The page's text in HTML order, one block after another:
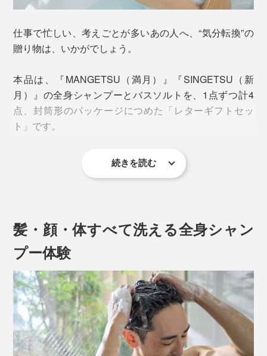
仕事で忙しい、考えごとが多いあの人へ、“気分転換”の
贈り物は、いかがでしょう。
本品は、『MANGETSU（満月）』『SINGETSU（新
月）』の全身シャンプーとバスソルトを、1点ずつ計4
点、封筒形のパッケージにつめた「レターギフトセッ
ト」です。
グリーンや果実、花といった、自然に包まれるような、
続きを読む
髪・顔・体すべて洗える全身シャン
プー体験